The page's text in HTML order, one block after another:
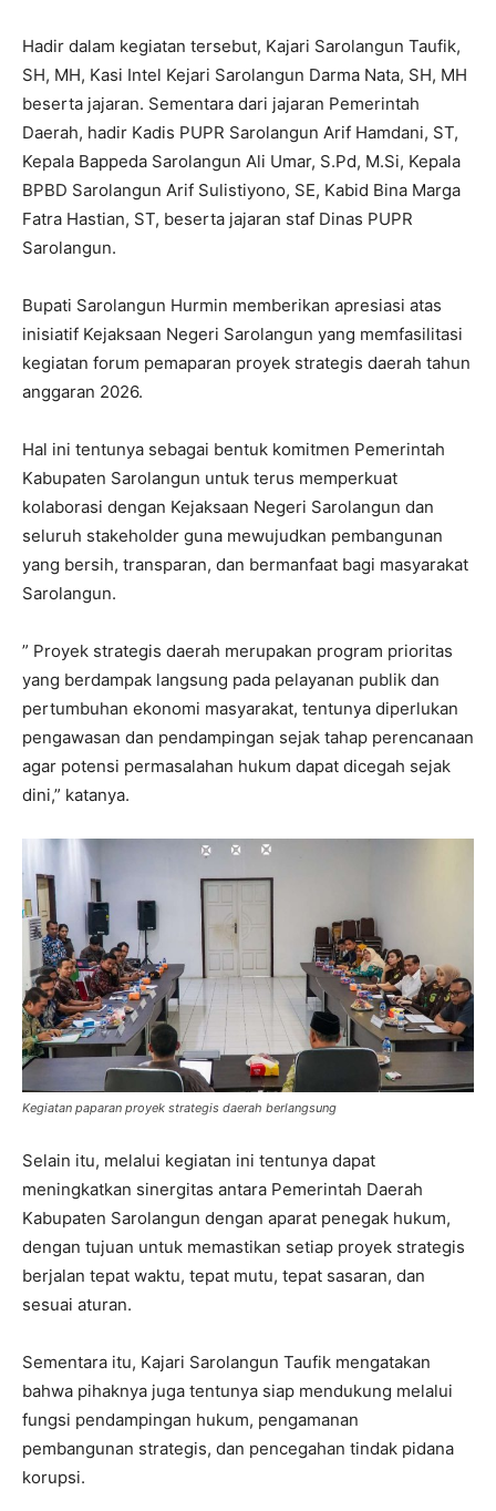
Hadir dalam kegiatan tersebut, Kajari Sarolangun Taufik,
SH, MH, Kasi Intel Kejari Sarolangun Darma Nata, SH, MH
beserta jajaran. Sementara dari jajaran Pemerintah
Daerah, hadir Kadis PUPR Sarolangun Arif Hamdani, ST,
Kepala Bappeda Sarolangun Ali Umar, S.Pd, M.Si, Kepala
BPBD Sarolangun Arif Sulistiyono, SE, Kabid Bina Marga
Fatra Hastian, ST, beserta jajaran staf Dinas PUPR
Sarolangun.
Bupati Sarolangun Hurmin memberikan apresiasi atas
inisiatif Kejaksaan Negeri Sarolangun yang memfasilitasi
kegiatan forum pemaparan proyek strategis daerah tahun
anggaran 2026.
Hal ini tentunya sebagai bentuk komitmen Pemerintah
Kabupaten Sarolangun untuk terus memperkuat
kolaborasi dengan Kejaksaan Negeri Sarolangun dan
seluruh stakeholder guna mewujudkan pembangunan
yang bersih, transparan, dan bermanfaat bagi masyarakat
Sarolangun.
” Proyek strategis daerah merupakan program prioritas
yang berdampak langsung pada pelayanan publik dan
pertumbuhan ekonomi masyarakat, tentunya diperlukan
pengawasan dan pendampingan sejak tahap perencanaan
agar potensi permasalahan hukum dapat dicegah sejak
dini,” katanya.
Kegiatan paparan proyek strategis daerah berlangsung
Selain itu, melalui kegiatan ini tentunya dapat
meningkatkan sinergitas antara Pemerintah Daerah
Kabupaten Sarolangun dengan aparat penegak hukum,
dengan tujuan untuk memastikan setiap proyek strategis
berjalan tepat waktu, tepat mutu, tepat sasaran, dan
sesuai aturan.
Sementara itu, Kajari Sarolangun Taufik mengatakan
bahwa pihaknya juga tentunya siap mendukung melalui
fungsi pendampingan hukum, pengamanan
pembangunan strategis, dan pencegahan tindak pidana
korupsi.